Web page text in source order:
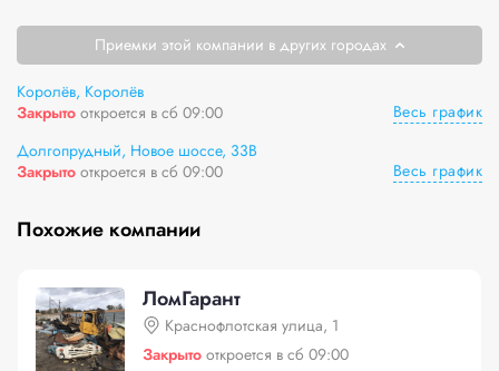
Приемки этой компании в других городах
Королёв, Королёв
Закрыто откроется в сб 09:00
Весь график
Долгопрудный, Новое шоссе, 33В
Закрыто откроется в сб 09:00 Весь график
Похожие компании
ЛомГарант
Краснофлотская улица, 1
Закрыто откроется в сб 09:00